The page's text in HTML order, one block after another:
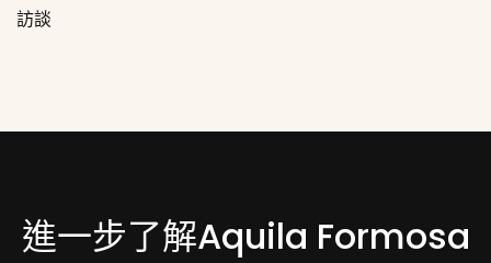
訪談
進一步了解Aquila Formosa